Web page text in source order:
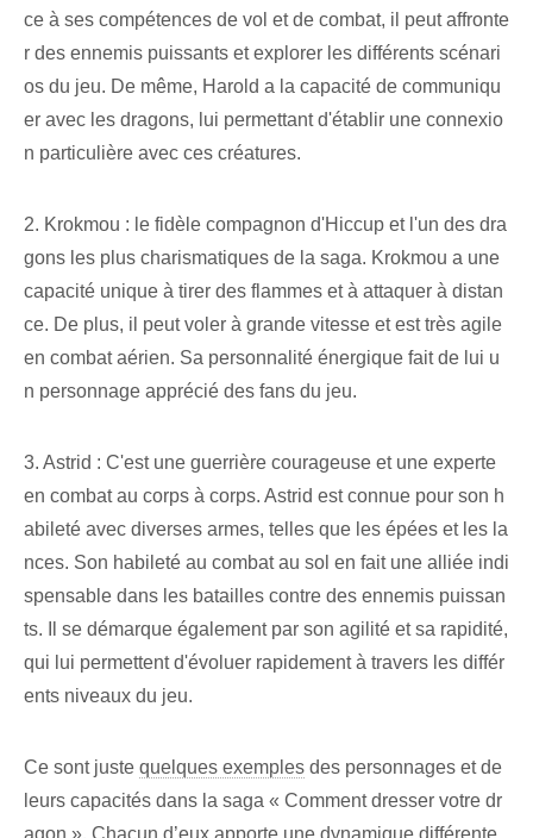
ce à ses compétences de vol et de combat, il peut affronte
r des ennemis puissants et explorer les différents scénari
os du jeu. De même, Harold a la capacité de communiqu
er avec les dragons, lui permettant d'établir une connexio
n particulière avec ces créatures.
2. Krokmou : le fidèle compagnon d'Hiccup et l'un des dra
gons les plus charismatiques de la saga. Krokmou a une
capacité unique à tirer des flammes et à attaquer à distan
ce. De plus, il peut voler à grande vitesse et est très agile
en combat aérien. Sa personnalité énergique fait de lui u
n personnage apprécié des fans du jeu.
3. Astrid : C'est une guerrière courageuse et une experte
en combat au corps à corps. Astrid est connue pour son h
abileté avec diverses armes, telles que les épées et les la
nces. Son habileté au combat au sol en fait une alliée indi
spensable dans les batailles contre des ennemis puissan
ts. Il se démarque également par son agilité et sa rapidité,
qui lui permettent d'évoluer rapidement à travers les différ
ents niveaux du jeu.
Ce sont juste quelques exemples des personnages et de
leurs capacités dans la saga « Comment dresser votre dr